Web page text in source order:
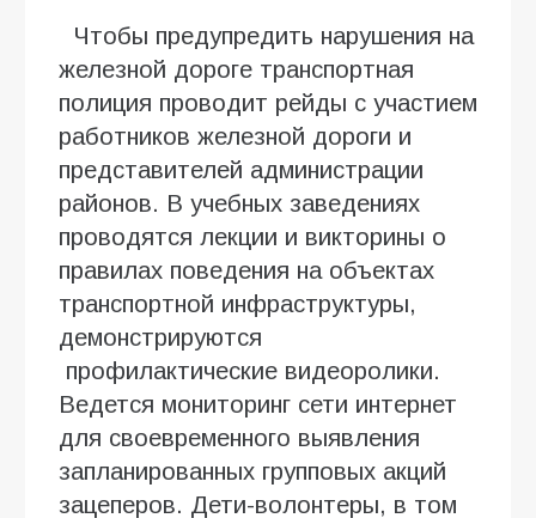
Чтобы предупредить нарушения на
железной дороге транспортная
полиция проводит рейды с участием
работников железной дороги и
представителей администрации
районов. В учебных заведениях
проводятся лекции и викторины о
правилах поведения на объектах
транспортной инфраструктуры,
демонстрируются
профилактические видеоролики.
Ведется мониторинг сети интернет
для своевременного выявления
запланированных групповых акций
зацеперов. Дети-волонтеры, в том